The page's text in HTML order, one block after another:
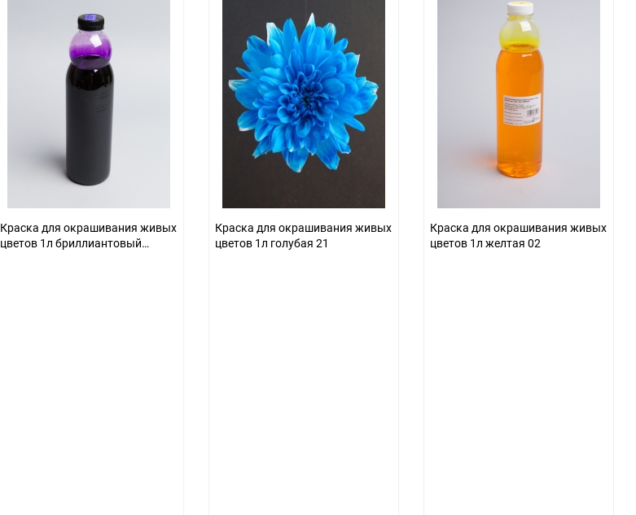
60
90
150
Краска для окрашивания живых
цветов 1л бриллиантовый
Краска для окрашивания живых
цветов 1л голубая 21
Краска для окрашивания живых
цветов 1л желтая 02